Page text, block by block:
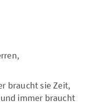
braucht sie Zeit,
immer braucht